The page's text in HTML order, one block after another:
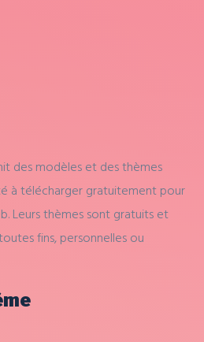
des modèles et des thèmes
à télécharger gratuitement pour
Leurs thèmes sont gratuits et
fins, personnelles ou